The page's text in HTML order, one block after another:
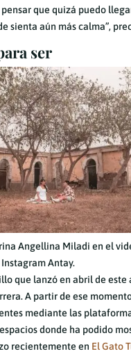
que quizá puedo
sienta aún más calma”,
ser
Angellina Miladi en el
Instagram Antay.
que lanzó en abril de este
A partir de ese
mediante las
donde ha podido
recientemente en El Gato